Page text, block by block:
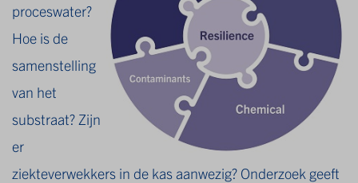
proceswater?
Hoe is de
samenstelling
van het
substraat? Zijn
er
ziekteverwekkers in de kas aanwezig? Onderzoek geeft